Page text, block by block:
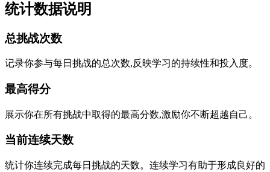
统计数据说明
总挑战次数
记录你参与每日挑战的总次数,反映学习的持续性和投入度。
最高得分
展示你在所有挑战中取得的最高分数,激励你不断超越自己。
当前连续天数
统计你连续完成每日挑战的天数。连续学习有助于形成良好的